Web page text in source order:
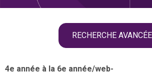
RECHERCHE AVANCÉE
4e année à la 6e année/web-